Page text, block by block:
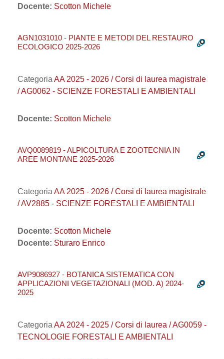
Docente: Scotton Michele
AGN1031010 - PIANTE E METODI DEL RESTAURO
ECOLOGICO 2025-2026
Categoria AA 2025 - 2026 / Corsi di laurea magistrale
/ AG0062 - SCIENZE FORESTALI E AMBIENTALI
Docente: Scotton Michele
AVQ0089819 - ALPICOLTURA E ZOOTECNIA IN
AREE MONTANE 2025-2026
Categoria AA 2025 - 2026 / Corsi di laurea magistrale
/ AV2885 - SCIENZE FORESTALI E AMBIENTALI
Docente: Scotton Michele
Docente: Sturaro Enrico
AVP9086927 - BOTANICA SISTEMATICA CON
APPLICAZIONI VEGETAZIONALI (MOD. A) 2024-
2025
Categoria AA 2024 - 2025 / Corsi di laurea / AG0059 -
TECNOLOGIE FORESTALI E AMBIENTALI